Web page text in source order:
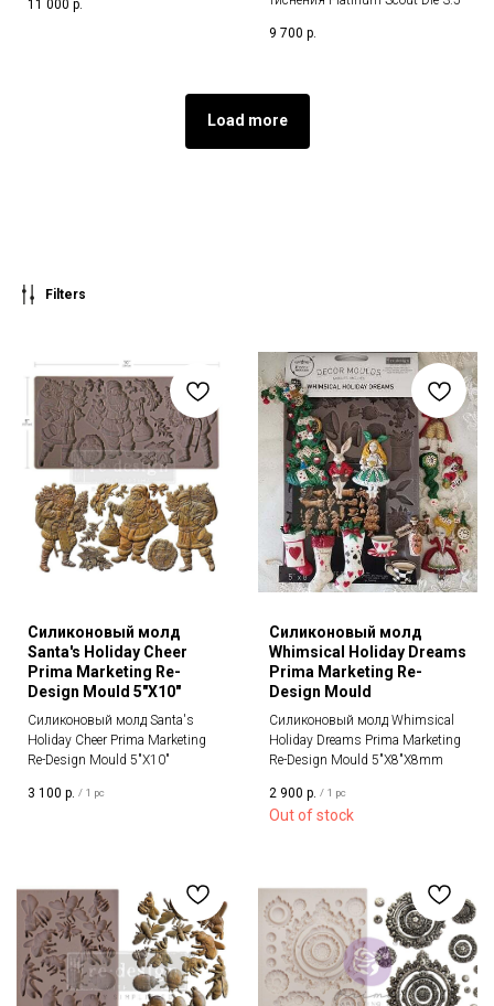
11 000 р.
9 700 р.
Load more
Filters
Силиконовый молд
Santa's Holiday Cheer
Prima Marketing Re-
Design Mould 5"X10"
Силиконовый молд Santa's
Holiday Cheer Prima Marketing
Re-Design Mould 5"X10"
3 100 р. / 1 pc
Силиконовый молд
Whimsical Holiday Dreams
Prima Marketing Re-
Design Mould
Силиконовый молд Whimsical
Holiday Dreams Prima Marketing
Re-Design Mould 5"X8"X8mm
2 900 р. / 1 pc
Out of stock